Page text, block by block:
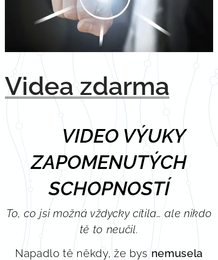
Videa zdarma
VIDEO VÝUKY
ZAPOMENUTÝCH
SCHOPNOSTÍ
To, co jsi možná vždycky cítila… ale nikdo
tě to neučil.
Napadlo tě někdy, že bysnemusela